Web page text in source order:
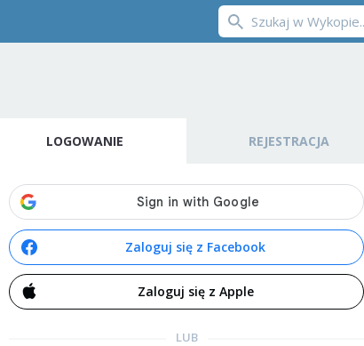
LOGOWANIE REJESTRACJA
Zaloguj się z Facebook
Zaloguj się z Apple
LUB